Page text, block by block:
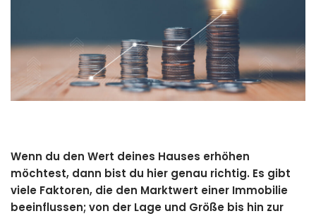
Wenn du den Wert deines Hauses erhöhen
möchtest, dann bist du hier genau richtig. Es gibt
viele Faktoren, die den Marktwert einer Immobilie
beeinflussen; von der Lage und Größe bis hin zur